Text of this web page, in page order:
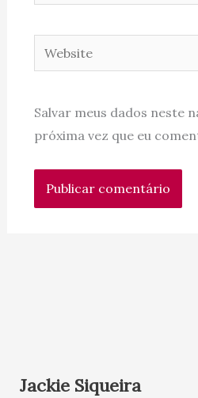
Website
Salvar meus dados neste
próxima vez que eu
Jackie Siqueira